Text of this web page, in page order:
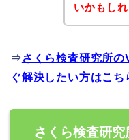
いかもしれ
⇒ さくら検査研究所
ぐ解決したい方はこち
さくら検査研